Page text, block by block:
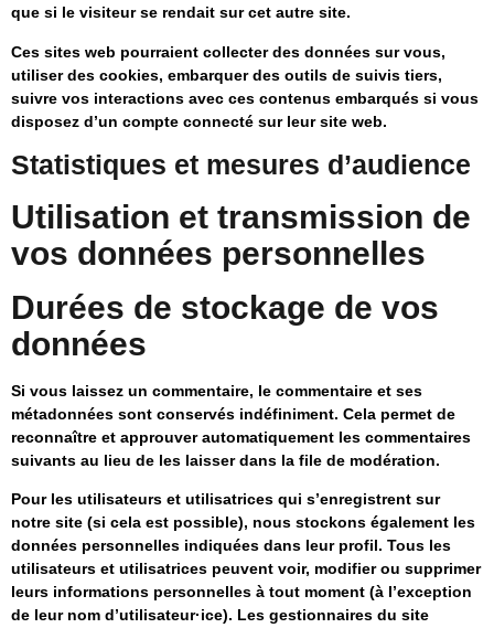
que si le visiteur se rendait sur cet autre site.
Ces sites web pourraient collecter des données sur vous,
utiliser des cookies, embarquer des outils de suivis tiers,
suivre vos interactions avec ces contenus embarqués si vous
disposez d’un compte connecté sur leur site web.
Statistiques et mesures d’audience
Utilisation et transmission de
vos données personnelles
Durées de stockage de vos
données
Si vous laissez un commentaire, le commentaire et ses
métadonnées sont conservés indéfiniment. Cela permet de
reconnaître et approuver automatiquement les commentaires
suivants au lieu de les laisser dans la file de modération.
Pour les utilisateurs et utilisatrices qui s’enregistrent sur
notre site (si cela est possible), nous stockons également les
données personnelles indiquées dans leur profil. Tous les
utilisateurs et utilisatrices peuvent voir, modifier ou supprimer
leurs informations personnelles à tout moment (à l’exception
de leur nom d’utilisateur·ice). Les gestionnaires du site